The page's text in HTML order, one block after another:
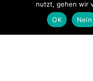
nutzt, gehen wir
OK
Nein